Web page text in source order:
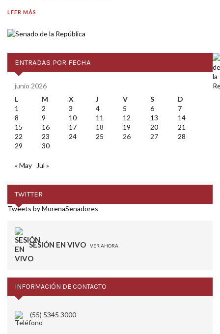
LEER MÁS
ENTRADAS POR FECHA
junio 2026
L
M X J V S
D
1
2 3 4 5 6
7
8
9 10 11 12 13
14
15
16 17 18 19 20
21
22
23 24 25 26 27
28
29
30
« May Jul »
TWITTER
Tweets by MorenaSenadores
SESIÓN EN VIVO VER AHORA
INFORMACIÓN DE CONTACTO
(55) 5345 3000